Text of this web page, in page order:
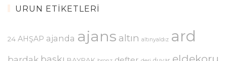
ÜRÜN ETIKETLERI
24 AHŞAP ajanda ajans altın altınyaldız ard